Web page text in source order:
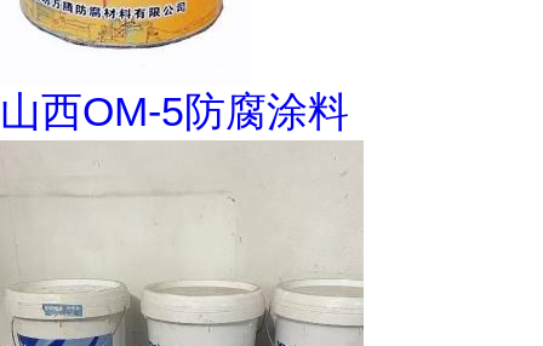
山西OM-5防腐涂料